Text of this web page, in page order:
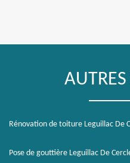
AUTRES
Rénovation de toiture Leguillac De
Pose de gouttière Leguillac De